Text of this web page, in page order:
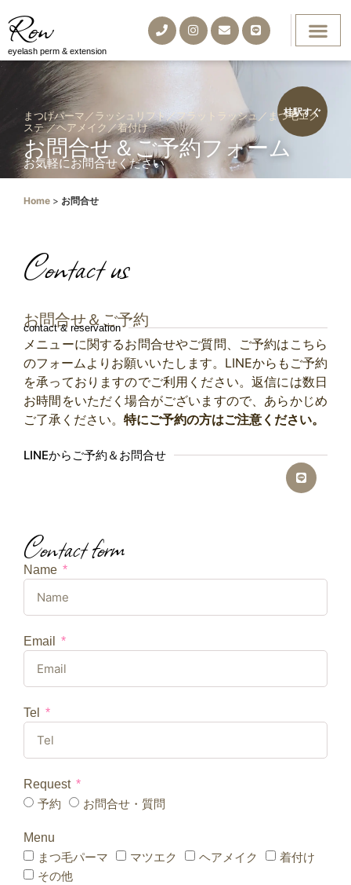
Row
eyelash perm & extension
桂駅すぐ
まつげパーマ／ラッシュリフト／フラットラッシュ／まつ毛エク
ステ ／ヘアメイク／着付け
お問合せ＆ご予約フォーム
お気軽にお問合せください
Home > お問合せ
Contact us
お問合せ＆ご予約
contact & reservation
メニューに関するお問合せやご質問、ご予約はこちら
のフォームよりお願いいたします。LINEからもご予約
を承っておりますのでご利用ください。返信には数日
お時間をいただく場合がございますので、あらかじめ
ご了承ください。 特にご予約の方はご注意ください。
LINEからご予約＆お問合せ
Contact form
Name
Email
Tel
Request
予約 お問合せ・質問
Menu
まつ毛パーマ マツエク ヘアメイク
着付け
その他